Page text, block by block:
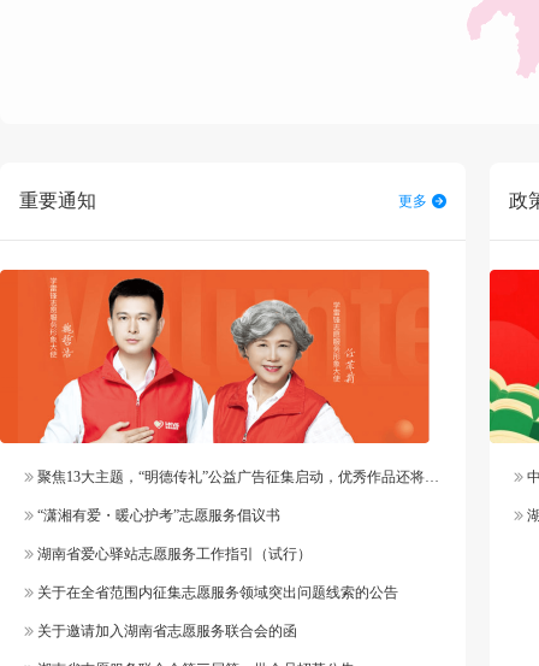
重要通知 更多
聚焦13大主题，“明德传礼”公益广告征集启动，优秀作品还将纳入官方作品库
“潇湘有爱・暖心护考”志愿服务倡议书
湖南省爱心驿站志愿服务工作指引（试行）
关于在全省范围内征集志愿服务领域突出问题线索的公告
关于邀请加入湖南省志愿服务联合会的函
政